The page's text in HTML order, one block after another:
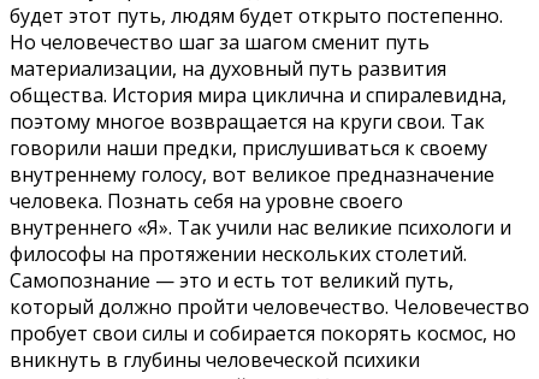
будет этот путь, людям будет открыто постепенно.
Но человечество шаг за шагом сменит путь
материализации, на духовный путь развития
общества. История мира циклична и спиралевидна,
поэтому многое возвращается на круги свои. Так
говорили наши предки, прислушиваться к своему
внутреннему голосу, вот великое предназначение
человека. Познать себя на уровне своего
внутреннего «Я». Так учили нас великие психологи и
философы на протяжении нескольких столетий.
Самопознание — это и есть тот великий путь,
который должно пройти человечество. Человечество
пробует свои силы и собирается покорять космос, но
вникнуть в глубины человеческой психики